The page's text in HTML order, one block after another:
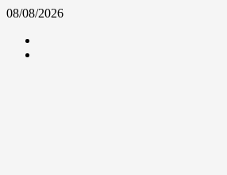
Skip
content
08/08/2026